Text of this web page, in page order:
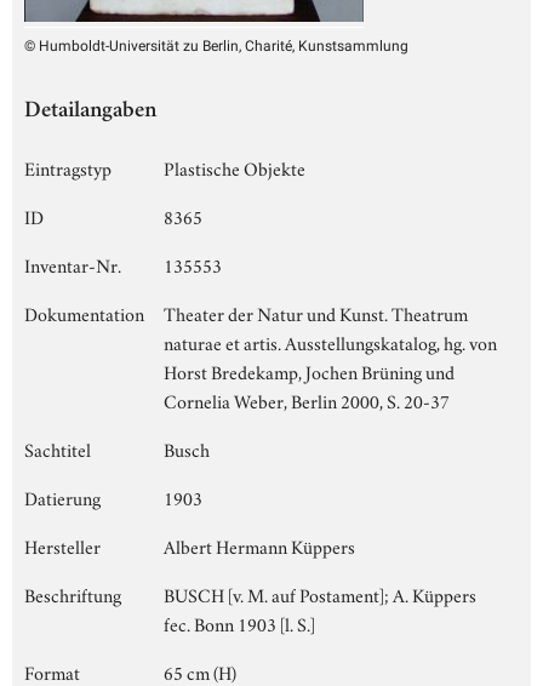
© Humboldt-Universität zu Berlin, Charité, Kunstsammlung
Detailangaben
Eintragstyp
Plastische Objekte
ID
8365
Inventar-Nr.
135553
Dokumentation
Theater der Natur und Kunst. Theatrum
naturae et artis. Ausstellungskatalog, hg. von
Horst Bredekamp, Jochen Brüning und
Cornelia Weber, Berlin 2000, S. 20-37
Sachtitel
Busch
Datierung
1903
Hersteller
Albert Hermann Küppers
Beschriftung
BUSCH [v. M. auf Postament]; A. Küppers
fec. Bonn 1903 [l. S.]
Format
65 cm (H)